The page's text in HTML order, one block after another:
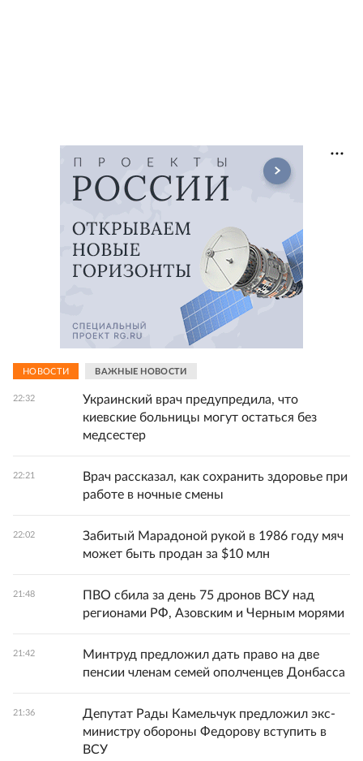
НОВОСТИ ВАЖНЫЕ НОВОСТИ
22:32
Украинский врач предупредила, что
киевские больницы могут остаться без
медсестер
22:21
Врач рассказал, как сохранить здоровье при
работе в ночные смены
22:02
Забитый Марадоной рукой в 1986 году мяч
может быть продан за $10 млн
21:48
ПВО сбила за день 75 дронов ВСУ над
регионами РФ, Азовским и Черным морями
21:42
Минтруд предложил дать право на две
пенсии членам семей ополченцев Донбасса
21:36
Депутат Рады Камельчук предложил экс-
министру обороны Федорову вступить в
ВСУ